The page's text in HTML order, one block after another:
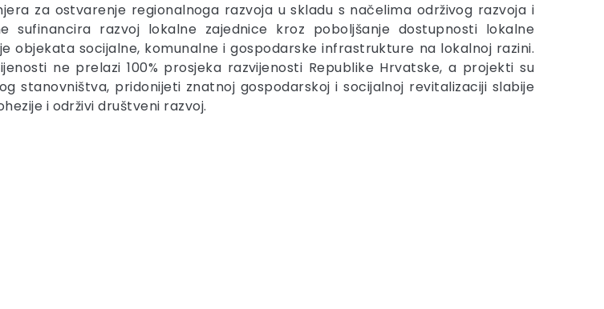
za ostvarenje regionalnoga razvoja u skladu s načelima održivog razvoja i
sufinancira razvoj lokalne zajednice kroz poboljšanje dostupnosti lokalne
socijalne, komunalne i gospodarske infrastrukture na lokalnoj razini.
ne prelazi 100% prosjeka razvijenosti Republike Hrvatske, a projekti su
stanovništva, pridonijeti znatnoj gospodarskoj i socijalnoj revitalizaciji slabije
i održivi društveni razvoj.